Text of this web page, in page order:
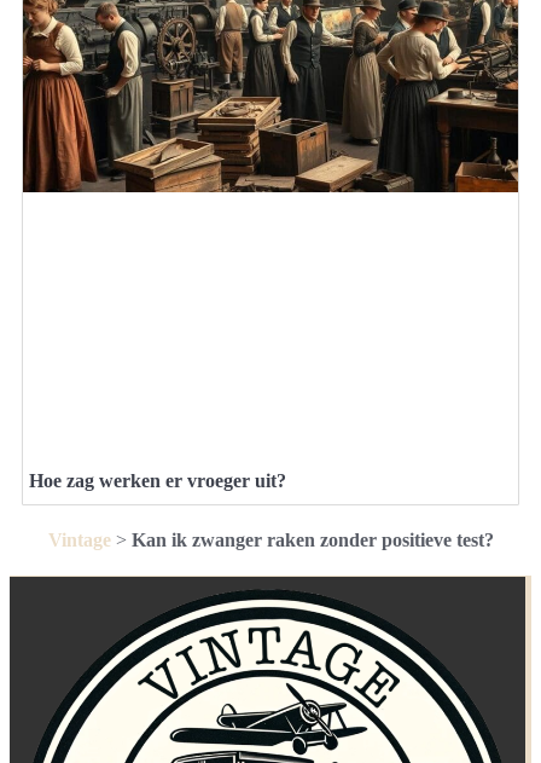
Hoe zag werken er vroeger uit?
Vintage> Kan ik zwanger raken zonder positieve test?